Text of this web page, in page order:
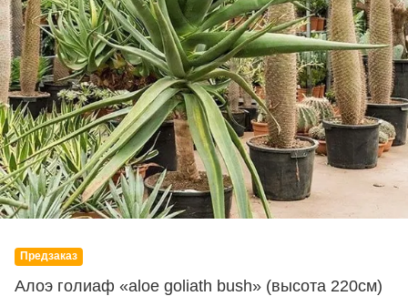
Предзаказ
Алоэ голиаф «aloe goliath bush» (высота 220см)